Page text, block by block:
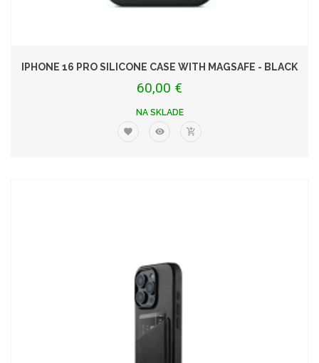
IPHONE 16 PRO SILICONE CASE WITH MAGSAFE - BLACK
60,00 €
NA SKLADE